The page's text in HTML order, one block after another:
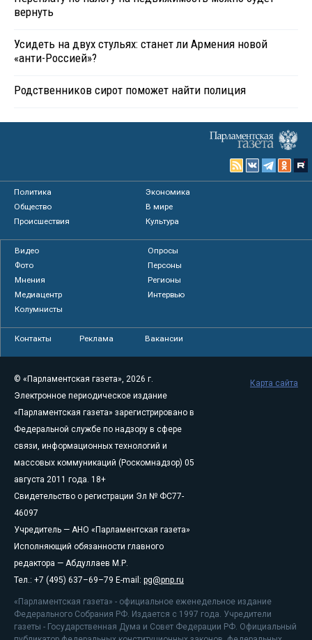
вернуть
Усидеть на двух стульях: станет ли Армения новой
«анти-Россией»?
Родственников сирот поможет найти полиция
Политика
Экономика
Общество
В мире
Происшествия
Культура
Видео
Опросы
Фото
Персоны
Мнения
Регионы
Медиацентр
Интервью
Колумнисты
Контакты Реклама Вакансии
© «Парламентская газета», 2026 г.
Электронное периодическое издание
«Парламентская газета» зарегистрировано в
Федеральной службе по надзору в сфере
связи, информационных технологий и
массовых коммуникаций (Роскомнадзор) 05
августа 2011 года. 18+
Свидетельство о регистрации Эл № ФС77-
46097
Учредитель — АНО «Парламентская газета»
Исполняющий обязанности главного
редактора — Абдуллаев М.Р.
Тел.: +7 (495) 637–69–79 E-mail: pg@pnp.ru
«Парламентская газета» - официальное еженедельное издание
Федерального Собрания РФ. Издается с 1997 года. Учредители
газеты - Государственная Дума и Совет Федерации РФ. Официальный
Карта сайта